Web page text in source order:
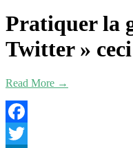
Pratiquer la
Twitter » ceci
Read More →
Facebook